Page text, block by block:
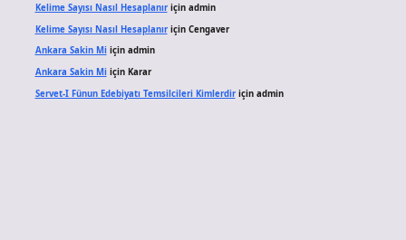
Kelime Sayısı Nasıl Hesaplanıriçin admin
Kelime Sayısı Nasıl Hesaplanıriçin Cengaver
Ankara Sakin Miiçin admin
Ankara Sakin Miiçin Karar
Servet-I Fünun Edebiyatı Temsilcileri Kimlerdiriçin admin